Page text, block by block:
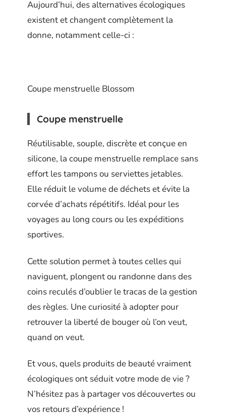
Aujourd’hui, des alternatives écologiques
existent et changent complètement la
donne, notamment celle-ci :
Coupe menstruelle Blossom
Coupe menstruelle
Réutilisable, souple, discrète et conçue en
silicone, la coupe menstruelle remplace sans
effort les tampons ou serviettes jetables.
Elle réduit le volume de déchets et évite la
corvée d’achats répétitifs. Idéal pour les
voyages au long cours ou les expéditions
sportives.
Cette solution permet à toutes celles qui
naviguent, plongent ou randonne dans des
coins reculés d’oublier le tracas de la gestion
des règles. Une curiosité à adopter pour
retrouver la liberté de bouger où l’on veut,
quand on veut.
Et vous, quels produits de beauté vraiment
écologiques ont séduit votre mode de vie ?
N’hésitez pas à partager vos découvertes ou
vos retours d’expérience !